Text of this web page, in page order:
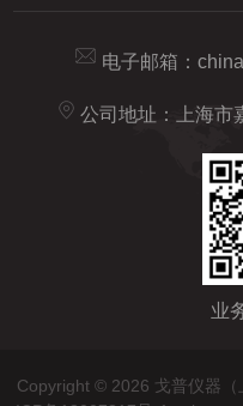
电子邮箱：
公司地址：上海市
业
Copyright © 2026 戈普仪器